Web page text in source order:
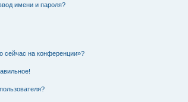
имени и пароля?
сейчас на конференции»?